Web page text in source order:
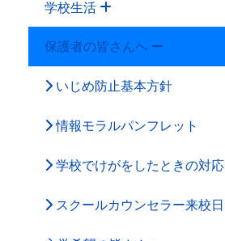
学校生活
保護者の皆さんへ
いじめ防止基本方針
情報モラルパンフレット
学校でけがをしたときの対応
スクールカウンセラー来校日